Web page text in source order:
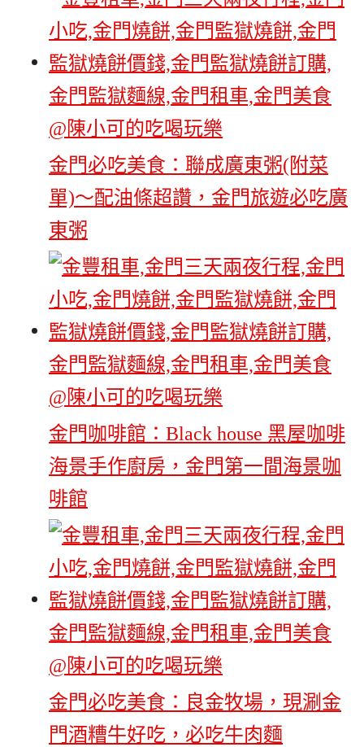
金門必吃美食：聯成廣東粥(附菜
單)～配油條超讚，金門旅遊必吃廣
東粥
金門咖啡館：Black house 黑屋咖啡
海景手作廚房，金門第一間海景咖
啡館
金門必吃美食：良金牧場，現涮金
門酒糟牛好吃，必吃牛肉麵